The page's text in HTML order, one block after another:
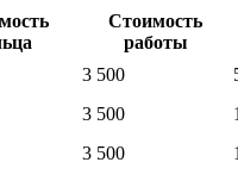
Стоимость
работы
3 500
3 500
3 500